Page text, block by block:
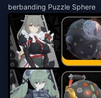
berbanding Puzzle Sphere